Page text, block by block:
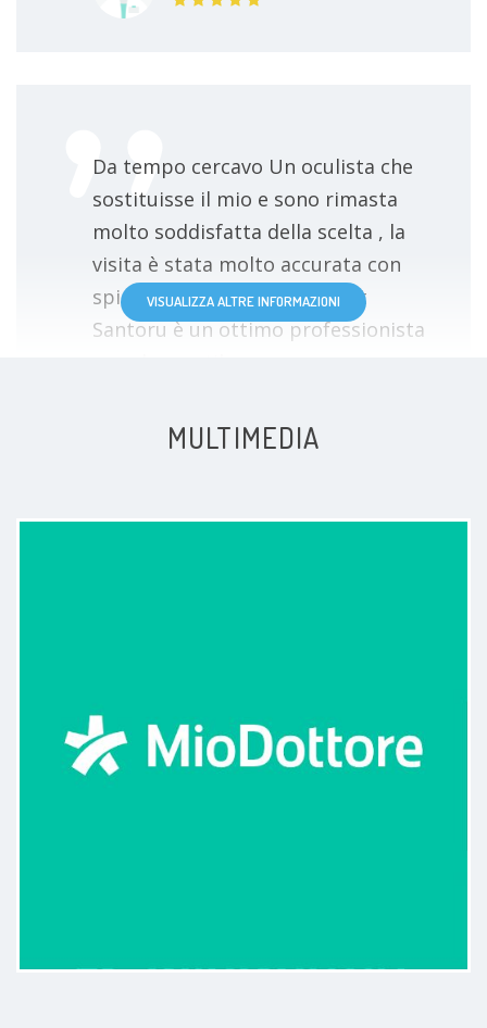
Da tempo cercavo Un oculista che
sostituisse il mio e sono rimasta
molto soddisfatta della scelta , la
visita è stata molto accurata con
spiegazioni esaustive . Il Dott
Santoru è un ottimo professionista
Paziente
ha spiegato il problema dandomi
anche dei consigli.Molto
VISUALIZZA ALTRE INFORMAZIONI
MULTIMEDIA